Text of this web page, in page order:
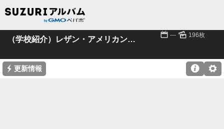
（学校紹介）レザン・アメリカン・スクール 📅 --- 🌄 196枚
⚡ 更新情報 ⚙
